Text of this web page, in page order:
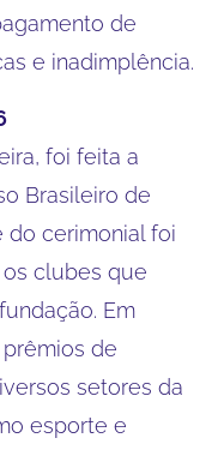
de
e inadimplência.
foi feita a
Brasileiro de
do cerimonial foi
clubes que
Em
de
setores da
esporte e